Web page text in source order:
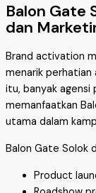
Balon Gate
dan
Brand activation
menarik perhatian
itu, banyak agensi
memanfaatkan
utama dalam
Balon Gate Solok
Product